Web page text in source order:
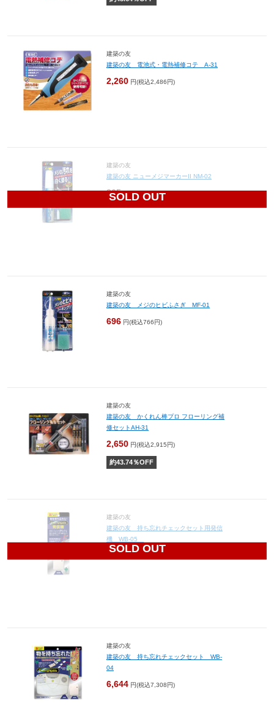
建築の友
建築の友 電池式・電熱補修コテ A-31
2,260 円(税込2,486円)
SOLD OUT
建築の友
建築の友 ニューメジマーカーII NM-02
805円(税込886円)
建築の友
建築の友 メジのヒビふさぎ MF-01
696 円(税込766円)
建築の友
建築の友 かくれん棒プロ フローリング補
修セットAH-31
2,650 円(税込2,915円)
約43.74％OFF
SOLD OUT
建築の友
建築の友 持ち忘れチェックセット用発信
機 WB-05
1,998
建築の友
建築の友 持ち忘れチェックセット WB-
04
6,644 円(税込7,308円)